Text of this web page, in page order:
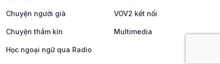
Chuyện người già VOV2 kết nối
Chuyện thầm kín Multimedia
Học ngoại ngữ qua Radio